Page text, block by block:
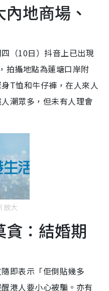
地商場、
（10日）抖音上已出現
拍攝地點為蓮塘口岸附
T恤和牛仔褲，在人來人
潮眾多，但未有人理會
放大
貪：結婚期
即表示「佢倒貼幾多
港人要小心被騙。亦有